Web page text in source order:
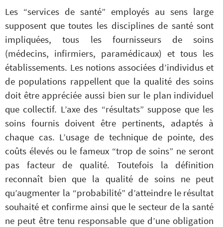
Les “services de santé” employés au sens large
supposent que toutes les disciplines de santé sont
impliquées, tous les fournisseurs de soins
(médecins, infirmiers, paramédicaux) et tous les
établissements. Les notions associées d’individus et
de populations rappellent que la qualité des soins
doit être appréciée aussi bien sur le plan individuel
que collectif. L’axe des “résultats” suppose que les
soins fournis doivent être pertinents, adaptés à
chaque cas. L’usage de technique de pointe, des
coûts élevés ou le fameux “trop de soins” ne seront
pas facteur de qualité. Toutefois la définition
reconnaît bien que la qualité de soins ne peut
qu’augmenter la “probabilité” d’atteindre le résultat
souhaité et confirme ainsi que le secteur de la santé
ne peut être tenu responsable que d’une obligation